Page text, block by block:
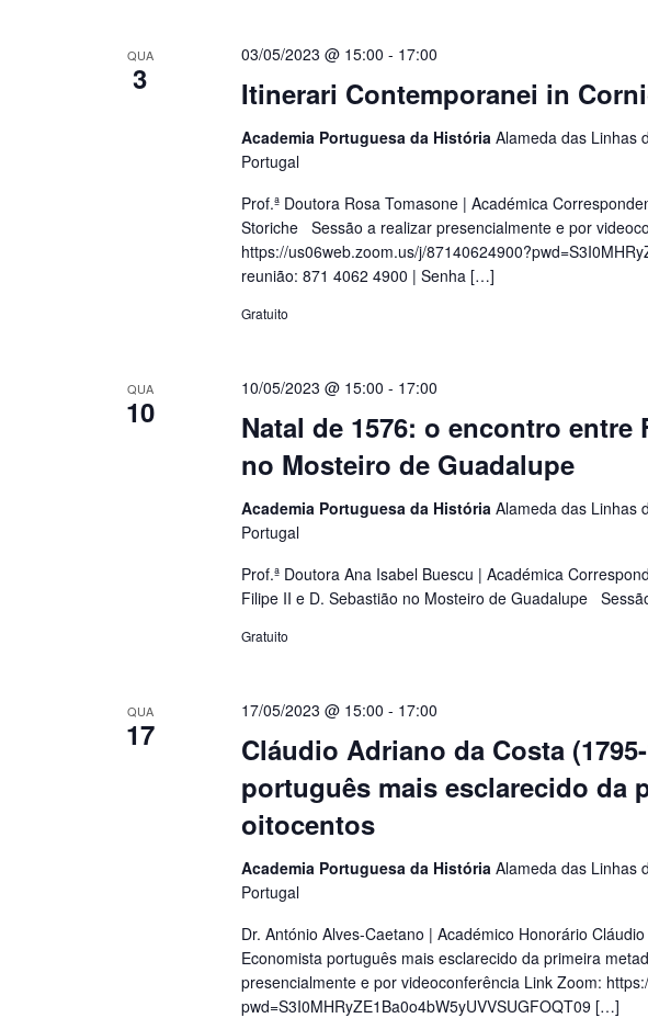
QUA
3 Itinerari Contemporanei in
03/05/2023 @ 15:00 - 17:00
Academia Portuguesa da História Alameda das Linhas
Portugal
Prof.ª Doutora Rosa Tomasone | Académica
Storiche Sessão a realizar presencialmente e por
https://us06web.zoom.us/j/
reunião: 871 4062 4900 | Senha […]
Gratuito
QUA
10
Natal de 1576: o encontro entre
no Mosteiro de Guadalupe
10/05/2023 @ 15:00 - 17:00
Academia Portuguesa da História Alameda das Linhas
Portugal
Prof.ª Doutora Ana Isabel Buescu | Académica
Filipe II e D. Sebastião no Mosteiro de Guadalupe
Gratuito
QUA
17
Cláudio Adriano da Costa
português mais esclarecido da
oitocentos
17/05/2023 @ 15:00 - 17:00
Academia Portuguesa da História Alameda das Linhas
Portugal
Dr. António Alves-Caetano | Académico Honorário
Economista português mais esclarecido da primeira
presencialmente e por videoconferência Link Zoom:
pwd=S3I0MHRyZE1Ba0o4bW5yUVVSUGFOQT09 […]